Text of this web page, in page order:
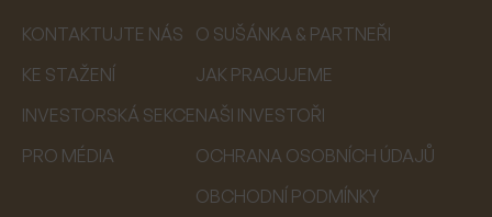
KONTAKTUJTE NÁS
KE STAŽENÍ
INVESTORSKÁ SEKCE
PRO MÉDIA
O SUŠÁNKA & PARTNEŘI
JAK PRACUJEME
NAŠI INVESTOŘI
OCHRANA OSOBNÍCH ÚDAJŮ
OBCHODNÍ PODMÍNKY